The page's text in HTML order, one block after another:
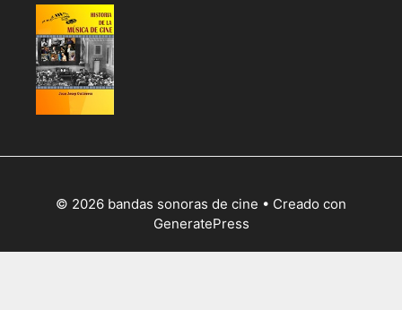
© 2026 bandas sonoras de cine • Creado con
GeneratePress